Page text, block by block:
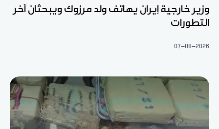
وزير خارجية إيران يهاتف ولد مرزوك ويبحثان آخر
التطورات
07-08-2026